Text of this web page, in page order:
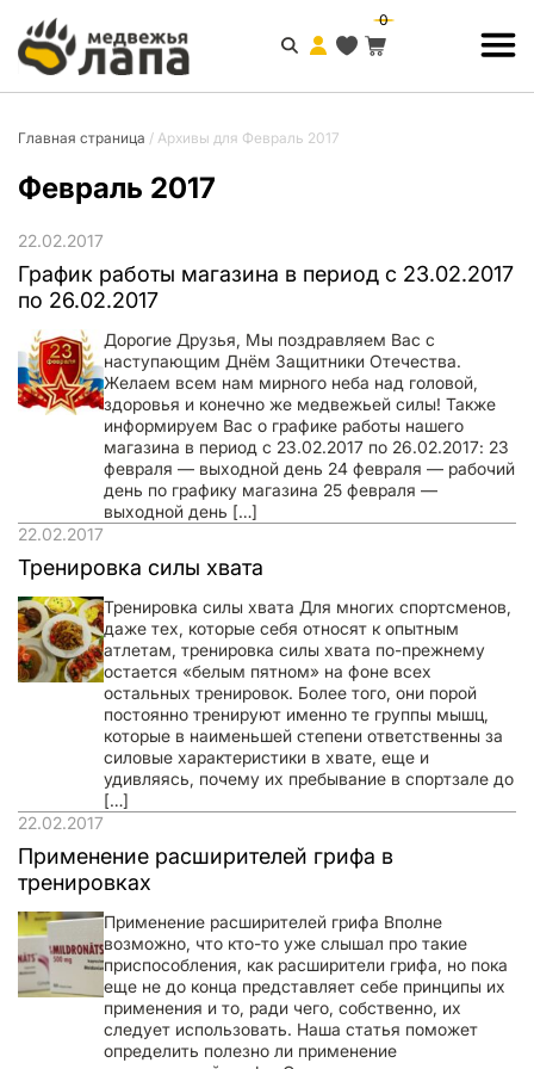
0
Главная страница / Архивы для Февраль 2017
Февраль 2017
22.02.2017
График работы магазина в период с 23.02.2017
по 26.02.2017
Дорогие Друзья, Мы поздравляем Вас с
наступающим Днём Защитники Отечества.
Желаем всем нам мирного неба над головой,
здоровья и конечно же медвежьей силы! Также
информируем Вас о графике работы нашего
магазина в период с 23.02.2017 по 26.02.2017: 23
февраля — выходной день 24 февраля — рабочий
день по графику магазина 25 февраля —
выходной день […]
22.02.2017
Тренировка силы хвата
Тренировка силы хвата Для многих спортсменов,
даже тех, которые себя относят к опытным
атлетам, тренировка силы хвата по-прежнему
остается «белым пятном» на фоне всех
остальных тренировок. Более того, они порой
постоянно тренируют именно те группы мышц,
которые в наименьшей степени ответственны за
силовые характеристики в хвате, еще и
удивляясь, почему их пребывание в спортзале до
[…]
22.02.2017
Применение расширителей грифа в
тренировках
Применение расширителей грифа Вполне
возможно, что кто-то уже слышал про такие
приспособления, как расширители грифа, но пока
еще не до конца представляет себе принципы их
применения и то, ради чего, собственно, их
следует использовать. Наша статья поможет
определить полезно ли применение